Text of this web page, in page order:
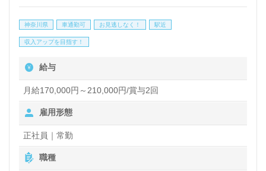
た、普通自動車免許をお持ちの方には送迎業務もあ
すことができます。
介護職への転職を考えている方、または新たな環境で
の再スタートを希望する方には最適な職場です。ご興
味のある方は、ウィルオブ介護までお問い合わせいた
だければ、詳しい情報や転職支援サービスを無料でご
神奈川県 車通勤可 お見逃しなく！ 駅近
収入アップを目指す！
給与
月給170,000円～210,000円/賞与2回
雇用形態
正社員｜常勤
職種